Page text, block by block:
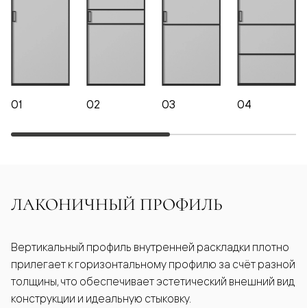
01 02 03 04
ЛАКОНИЧНЫЙ ПРОФИЛЬ
Вертикальный профиль внутренней раскладки плотно
прилегает к горизонтальному профилю за счёт разной
толщины, что обеспечивает эстетический внешний вид
конструкции и идеальную стыковку.